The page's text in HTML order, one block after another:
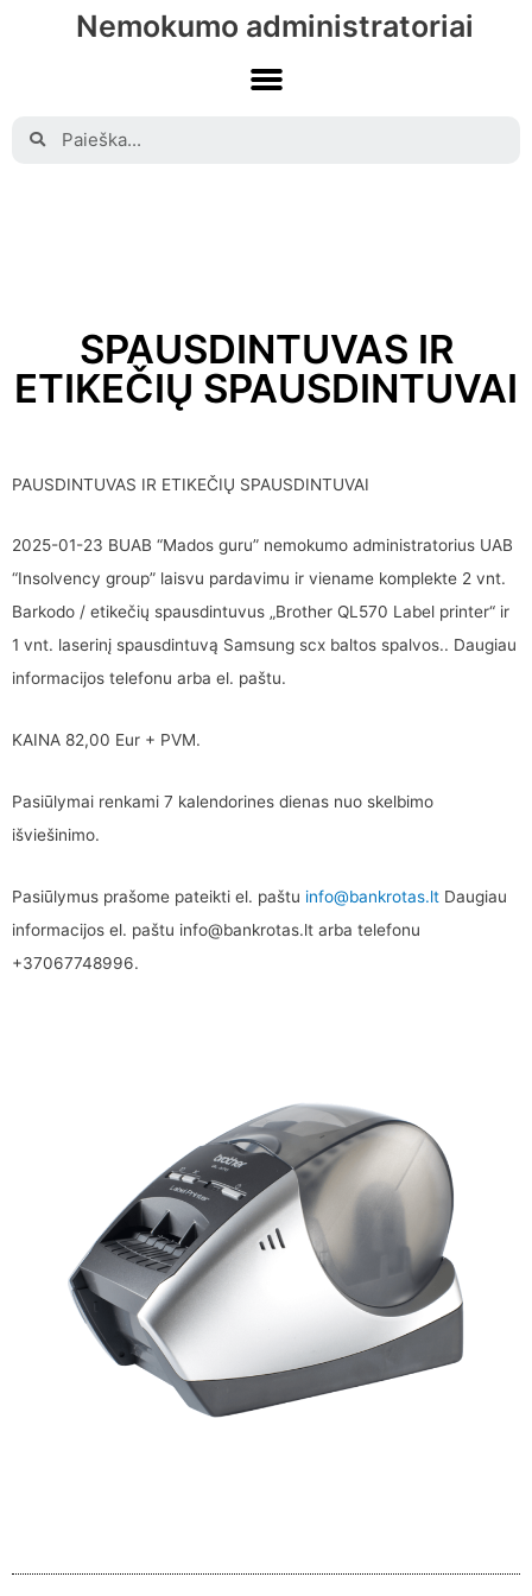
Nemokumo administratoriai
SPAUSDINTUVAS IR
ETIKEČIŲ SPAUSDINTUVAI
PAUSDINTUVAS IR ETIKEČIŲ SPAUSDINTUVAI
2025-01-23 BUAB “Mados guru” nemokumo administratorius UAB
“Insolvency group” laisvu pardavimu ir viename komplekte 2 vnt.
Barkodo / etikečių spausdintuvus „Brother QL570 Label printer“ ir
1 vnt. laserinį spausdintuvą Samsung scx baltos spalvos.. Daugiau
informacijos telefonu arba el. paštu.
KAINA 82,00 Eur + PVM.
Pasiūlymai renkami 7 kalendorines dienas nuo skelbimo
išviešinimo.
Pasiūlymus prašome pateikti el. paštu info@bankrotas.lt Daugiau
informacijos el. paštu info@bankrotas.lt arba telefonu
+37067748996.